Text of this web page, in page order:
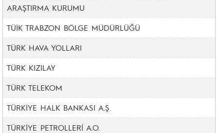
ARAŞTIRMA KURUMU
TÜİK TRABZON BÖLGE MÜDÜRLÜĞÜ
TÜRK HAVA YOLLARI
TÜRK KIZILAY
TÜRK TELEKOM
TÜRKİYE HALK BANKASI A.Ş.
TÜRKİYE PETROLLERİ A.O.